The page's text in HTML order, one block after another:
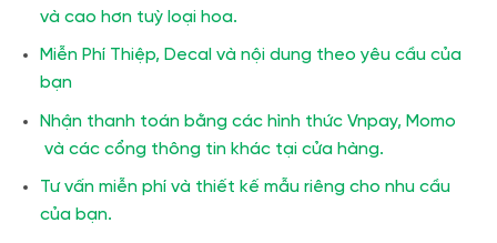
và cao hơn tuỳ loại hoa.
Miễn Phí Thiệp, Decal và nội dung theo yêu cầu của
bạn
Nhận thanh toán bằng các hình thức Vnpay, Momo
và các cổng thông tin khác tại cửa hàng.
Tư vấn miễn phí và thiết kế mẫu riêng cho nhu cầu
của bạn.